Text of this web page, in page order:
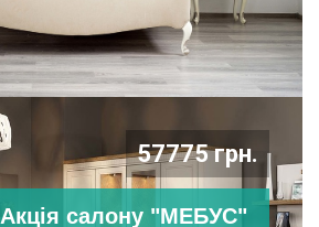
57775 грн.
Акція салону "МЕБУС"